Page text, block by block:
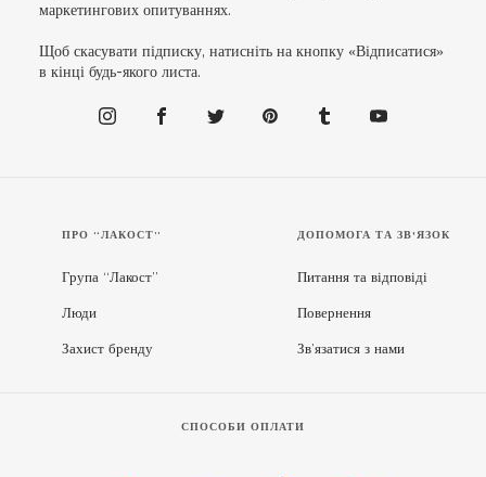
маркетингових опитуваннях.
Щоб скасувати підписку, натисніть на кнопку «Відписатися»
в кінці будь-якого листа.
ПРО “ЛАКОСТ”
Група “Лакост”
Люди
Захист бренду
ДОПОМОГА ТА ЗВ'ЯЗОК
Питання та відповіді
Повернення
Зв’язатися з нами
СПОСОБИ ОПЛАТИ